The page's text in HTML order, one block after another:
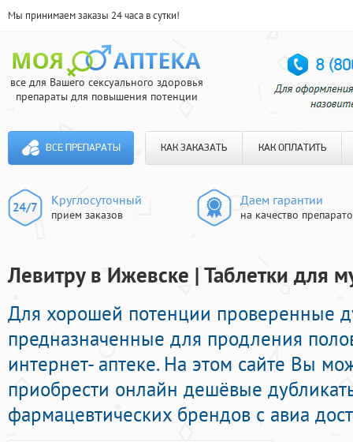
Мы принимаем заказы 24 часа в сутки!
все для Вашего сексуального здоровья
препараты для повышения потенции
ВСЕ ПРЕПАРАТЫ КАК ЗАКАЗАТЬ КАК ОПЛАТИТЬ
Круглосуточный
прием заказов
Даем гарантии
на качество
Левитру в Ижевске | Таблетки для
Для хорошей потенции проверенные
предназначенные для продления
интернет- аптеке. На этом сайте Вы
приобрести онлайн дешёвые
фармацевтических брендов с авиа